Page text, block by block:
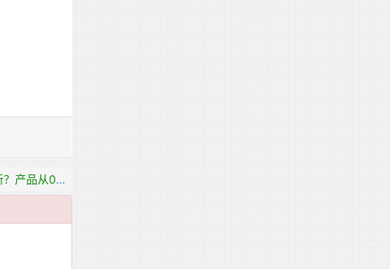
下一篇：什么才是从0-1的产品创新？产品从0-1构建和解析！